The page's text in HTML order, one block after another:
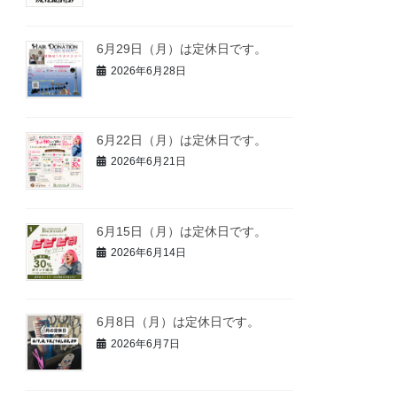
6月29日（月）は定休日です。
2026年6月28日
6月22日（月）は定休日です。
2026年6月21日
6月15日（月）は定休日です。
2026年6月14日
6月8日（月）は定休日です。
2026年6月7日